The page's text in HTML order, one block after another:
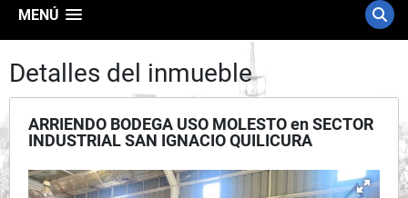
MENÚ
Detalles del inmueble
ARRIENDO BODEGA USO MOLESTO en SECTOR
INDUSTRIAL SAN IGNACIO QUILICURA